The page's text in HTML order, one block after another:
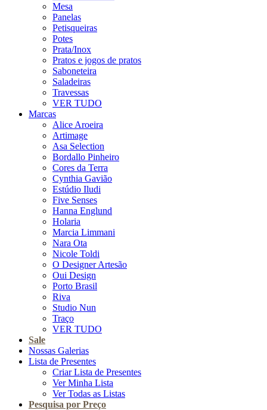
Mesa
Panelas
Petisqueiras
Potes
Prata/Inox
Pratos e jogos de pratos
Saboneteira
Saladeiras
Travessas
VER TUDO
Marcas
Alice Aroeira
Artimage
Asa Selection
Bordallo Pinheiro
Cores da Terra
Cynthia Gavião
Estúdio Iludi
Five Senses
Hanna Englund
Holaria
Marcia Limmani
Nara Ota
Nicole Toldi
O Designer Artesão
Oui Design
Porto Brasil
Riva
Studio Nun
Traço
VER TUDO
Sale
Nossas Galerias
Lista de Presentes
Criar Lista de Presentes
Ver Minha Lista
Ver Todas as Listas
Pesquisa por Preço